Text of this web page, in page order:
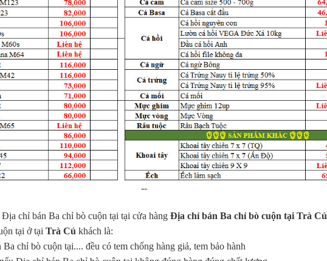
--
chỉ bán Ba chỉ bò cuộn tại tại cửa hàng Địa chỉ bán Ba chỉ bò cuộn tại Trà Cú
tại ở tại Trà Cú khách là:
chỉ bò cuộn tại.... đều có tem chống hàng giả, tem bảo hành